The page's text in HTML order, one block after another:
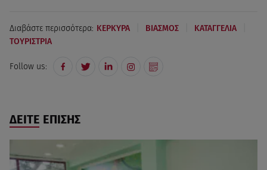
Διαβάστε περισσότερα: ΚΕΡΚΥΡΑ ΒΙΑΣΜΟΣ ΚΑΤΑΓΓΕΛΙΑ
ΤΟΥΡΙΣΤΡΙΑ
Follow us:
ΔΕΙΤΕ ΕΠΙΣΗΣ